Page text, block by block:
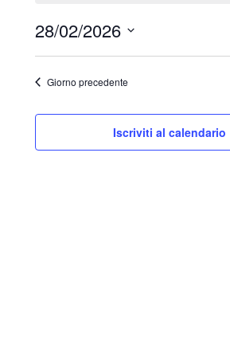
28/02/2026
la
Giorno precedente
Iscriviti al calendario